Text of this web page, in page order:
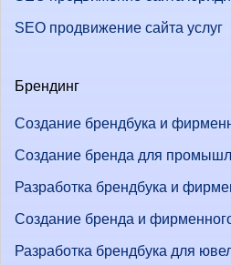
SEO продвижение сайта услуг
Брендинг
Создание брендбука и
Создание бренда для
Разработка брендбука и
Создание бренда и
Разработка брендбука для